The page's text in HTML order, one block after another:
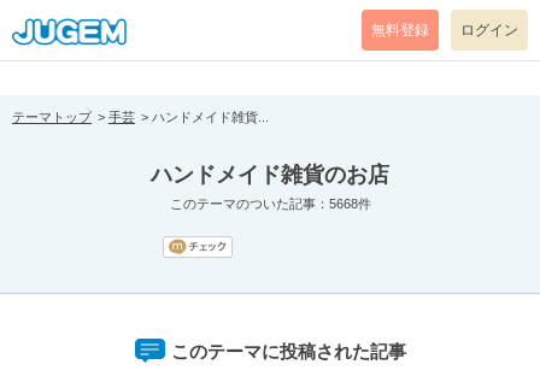
[pear_error: message="Success" code=0 mode=return level=notice
prefix="" info=""]
無料登録 ログイン
テーマトップ 手芸 ハンドメイド雑貨...
ハンドメイド雑貨のお店
このテーマのついた記事：5668件
このテーマに投稿された記事